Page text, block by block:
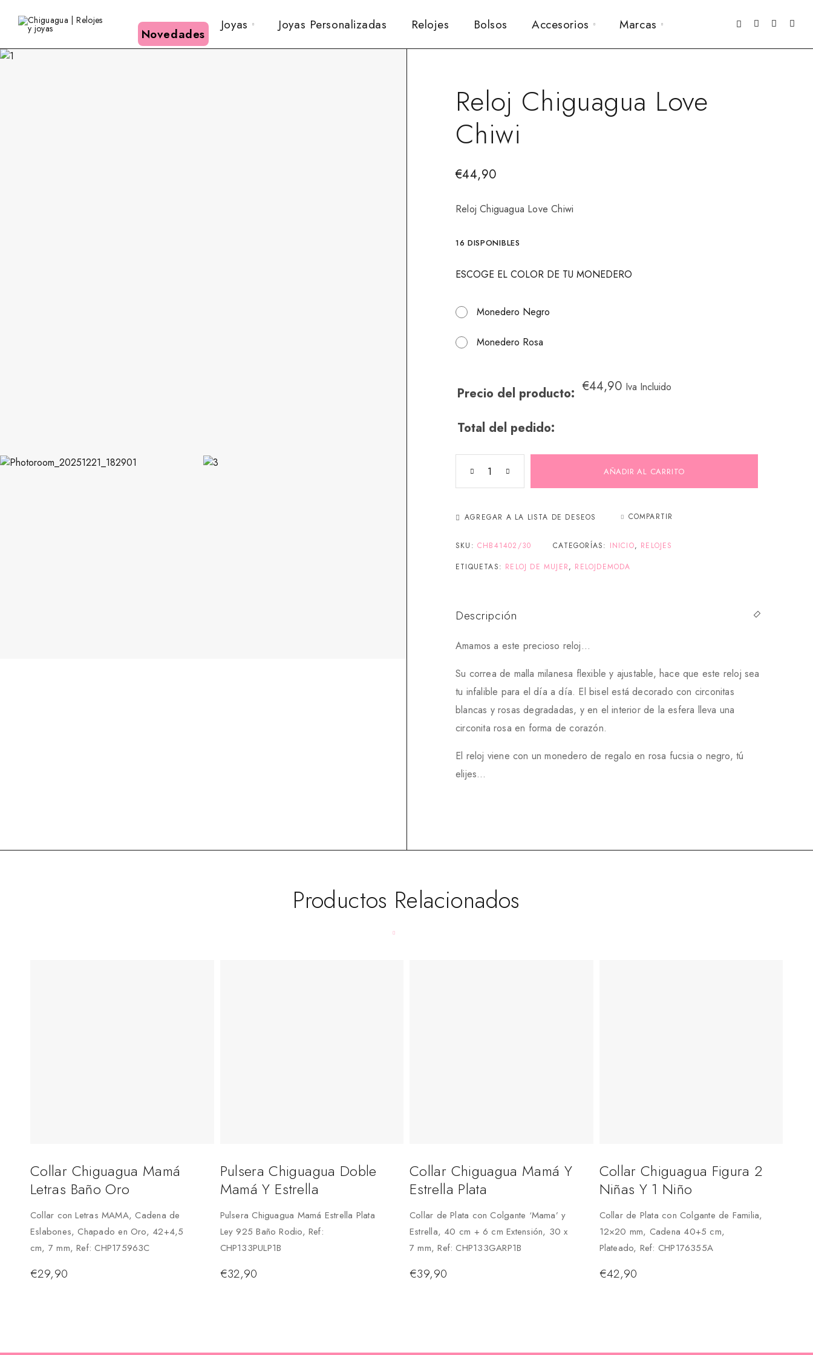
Novedades
Joyas Joyas Personalizadas Relojes Bolsos Accesorios Marcas
Reloj Chiguagua Love
Chiwi
€44,90
Reloj Chiguagua Love Chiwi
16 DISPONIBLES
ESCOGE EL COLOR DE TU MONEDERO
Monedero Negro
Monedero Rosa
Precio del producto: €44,90 Iva Incluido
Total del pedido:
AÑADIR AL CARRITO
AGREGAR A LA LISTA DE DESEOS COMPARTIR
SKU: CHB41402/30 CATEGORÍAS: INICIO, RELOJES
ETIQUETAS: RELOJ DE MUJER, RELOJDEMODA
Descripción
Amamos a este precioso reloj…
Su correa de malla milanesa flexible y ajustable, hace que este reloj sea
tu infalible para el día a día. El bisel está decorado con circonitas
blancas y rosas degradadas, y en el interior de la esfera lleva una
circonita rosa en forma de corazón.
El reloj viene con un monedero de regalo en rosa fucsia o negro, tú
elijes…
Productos Relacionados
Collar Chiguagua Mamá
Letras Baño Oro
Collar con Letras MAMA, Cadena de
Eslabones, Chapado en Oro, 42+4,5
cm, 7 mm, Ref: CHP175963C
€29,90
Pulsera Chiguagua Doble
Mamá Y Estrella
Pulsera Chiguagua Mamá Estrella Plata
Ley 925 Baño Rodio, Ref:
CHP133PULP1B
€32,90
Collar Chiguagua Mamá Y
Estrella Plata
Collar de Plata con Colgante ‘Mama’ y
Estrella, 40 cm + 6 cm Extensión, 30 x
7 mm, Ref: CHP133GARP1B
€39,90
Collar Chiguagua Figura 2
Niñas Y 1 Niño
Collar de Plata con Colgante de Familia,
12×20 mm, Cadena 40+5 cm,
Plateado, Ref: CHP176355A
€42,90